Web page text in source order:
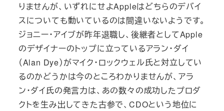
りませんが、いずれにせよAppleはどちらのデバイ
スについても動いているのは間違いないようです。
ジョニー・アイブが昨年退職し、後継者としてApple
のデザイナーのトップに立っているアラン・ダイ
（Alan Dye）がマイク・ロックウェル氏と対立してい
るのかどうかは今のところわかりませんが、アラ
ン・ダイ氏の発言力は、あの数々の成功したプロダ
クトを生み出してきた古参で、CDOという地位に